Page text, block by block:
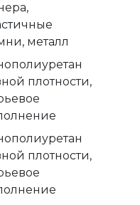
металл
плотности,
плотности,